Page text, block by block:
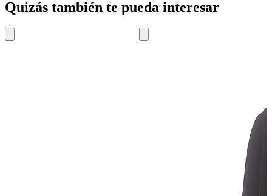
Quizás también te pueda interesar